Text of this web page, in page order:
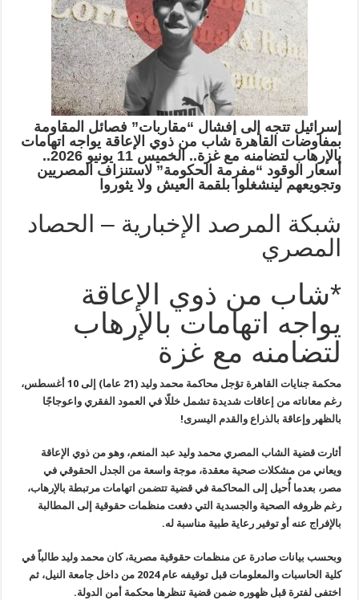
إسرائيل تتجه إلى إفشال “مقاربات” فصائل المقاومة
بمفاوضات القاهرة شاب من ذوي الإعاقة يواجه اتهامات
بالإرهاب لتضامنه مع غزة.. الخميس 11 يونيو 2026..
أسعار الوقود “مفرمة الحكومة” لاستنزاف المصريين
وتجويعهم لينشغلوا بلقمة العيش ولا يثوروا
شبكة المرصد الإخبارية – الحصاد
المصري
*شاب من ذوي الإعاقة
يواجه اتهامات بالإرهاب
لتضامنه مع غزة
محكمة جنايات القاهرة تؤجل محاكمة محمد وليد (21 عاما) إلى 10 أغسطس،
رغم معاناته من إعاقات شديدة تشمل خللًا في العمود الفقري واعوجاجًا
بالظهر وإعاقة بالذراع والقدم اليسرى!
أثارت قضية الشاب المصري محمد وليد عبد المنعم، وهو من ذوي الإعاقة
ويعاني من مشكلات صحية معقدة، موجة واسعة من الجدل الحقوقي في
مصر، بعدما أُحيل إلى المحاكمة في قضية تتضمن اتهامات مرتبطة بالإرهاب،
رغم ظروفه الصحية والجسدية التي دفعت منظمات حقوقية إلى المطالبة
بالإفراج عنه أو توفير رعاية طبية مناسبة له.
وبحسب بيانات صادرة عن منظمات حقوقية مصرية، كان محمد وليد طالباً في
كلية الحاسبات والمعلومات قبل توقيفه عام 2024 من
داخل جامعة النيل، ثم
اختفى لفترة قبل ظهوره ضمن قضية تنظرها محكمة أمن الدولة.